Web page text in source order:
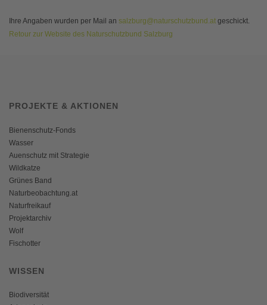
Ihre Angaben wurden per Mail an salzburg@naturschutzbund.at geschickt.
Retour zur Website des Naturschutzbund Salzburg
PROJEKTE & AKTIONEN
Bienenschutz-Fonds
Wasser
Auenschutz mit Strategie
Wildkatze
Grünes Band
Naturbeobachtung.at
Naturfreikauf
Projektarchiv
Wolf
Fischotter
WISSEN
Biodiversität